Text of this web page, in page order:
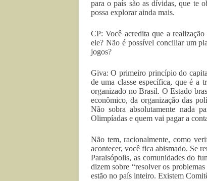
para o país são as dívidas, que te
possa explorar ainda mais.
CP: Você acredita que a
ele? Não é possível conciliar um
jogos?
Giva: O primeiro princípio do
de uma classe específica, que é a
organizado no Brasil. O Estado
econômico, da organização das
Não sobra absolutamente nada
Olimpíadas e quem vai pagar a
Não tem, racionalmente, como
acontecer, você fica abismado. Se
Paraisópolis, as comunidades do
dizem sobre “resolver os
estão no país inteiro. Existem